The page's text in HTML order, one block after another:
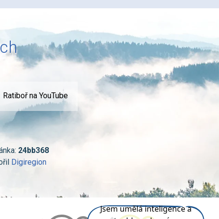
Ratiboř na YouTube
24bb368
Digiregion
Jsem umělá inteligence a